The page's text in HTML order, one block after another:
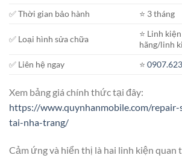
✅ Thời gian bảo hành
⭐️ 3 tháng
✅ Loại hình sửa chữa
⭐️ Linh
hãng/linh
✅ Liên hệ ngay
⭐️
Xem bảng giá chính thức tại đây:
https://www.quynhanmobile.com/repair-
tai-nha-trang/
Cảm ứng và hiển thị là hai linh kiện quan